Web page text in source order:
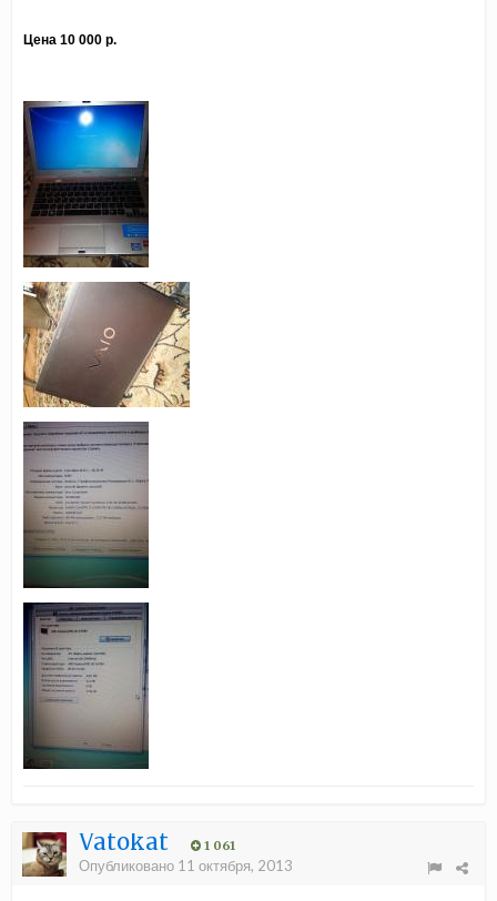
Цена 10 000 р.
Vatokat 1 061
Опубликовано 11 октября, 2013